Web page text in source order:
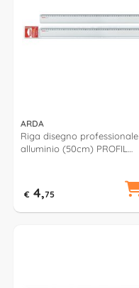
ARDA
Riga disegno professionale
alluminio (50cm) PROFIL
€ 4,75